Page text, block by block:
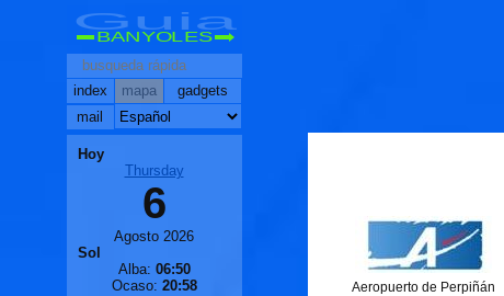
Aeropuerto de Perpiñán
Guia
BANYOLES
index mapa
gadgets
mail
Hoy
Thursday
6
Agosto 2026
Sol
Alba: 06:50
Ocaso: 20:58